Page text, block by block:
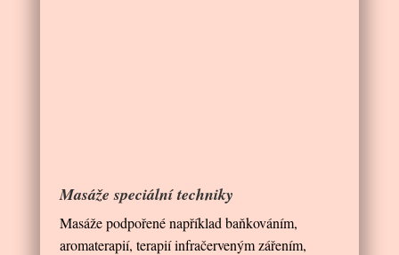
Masáže speciální techniky
Masáže podpořené například baňkováním,
aromaterapií, terapií infračerveným zářením,